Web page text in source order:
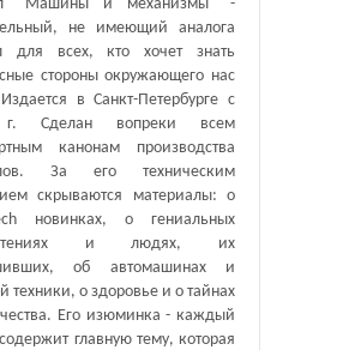
"Машины и механизмы" -
не имеющий аналога
для всех, кто хочет знать
стороны окружающего нас
в Санкт-Петербурге с
Сделан вопреки всем
канонам производства
За его техническим
скрываются материалы: о
новинках, о гениальных
и людях, их
об автомашинах и
техники, о здоровье и о тайнах
Его изюминка - каждый
главную тему, которая